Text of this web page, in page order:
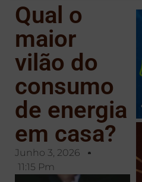
Qual o
maior
vilão do
consumo
de energia
em casa?
Junho 3, 2026
11:15 Pm